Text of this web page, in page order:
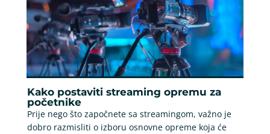
Kako postaviti streaming opremu za
početnike
Prije nego što započnete sa streamingom, važno je
dobro razmisliti o izboru osnovne opreme koja će